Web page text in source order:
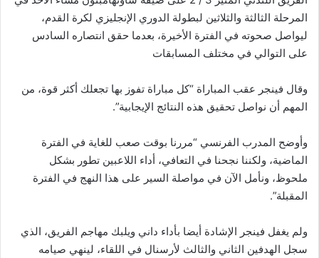
المرحلة الثالثة والثلاثين لبطولة الدوري الإنجليزي لكرة القدم،
ليواصل صحوته في الفترة الأخيرة، بعدما حقق انتصاره السادس
على التوالي في مختلف المسابقات
وقال فينجر عقب المباراة “كل مباراة تفوز بها تجعلك أكثر قوة، من
المهم أن نواصل تحقيق هذه النتائج الإيجابية”.
وأوضح المدرب الفرنسي “مررنا بوقت صعب للغاية في الفترة
الماضية، ولكننا نجحنا في التعافي، أداء اللاعبين تطور بشكل
ملحوظ، ونأمل الآن في مواصلة السير على هذا النهج في الفترة
المقبلة”.
ولم يغفل فينجر الإشادة أيضا بأداء داني ويلبك مهاجم الفريق، الذي
سجل الهدفين الثاني والثالث لأرسنال في اللقاء، لينهي صيامه